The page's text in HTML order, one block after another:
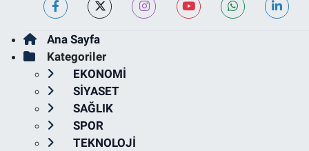
Ana Sayfa
Kategoriler
EKONOMİ
SİYASET
SAĞLIK
SPOR
TEKNOLOJİ